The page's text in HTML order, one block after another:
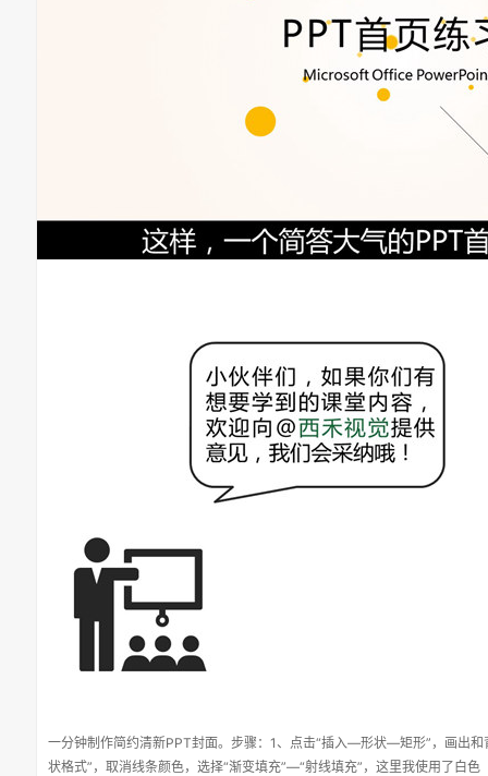
一分钟制作简约清新PPT封面。步骤：1、点击“插入—形状—矩形”，画出
状格式”，取消线条颜色，选择“渐变填充”—“射线填充”，这里我使用了白